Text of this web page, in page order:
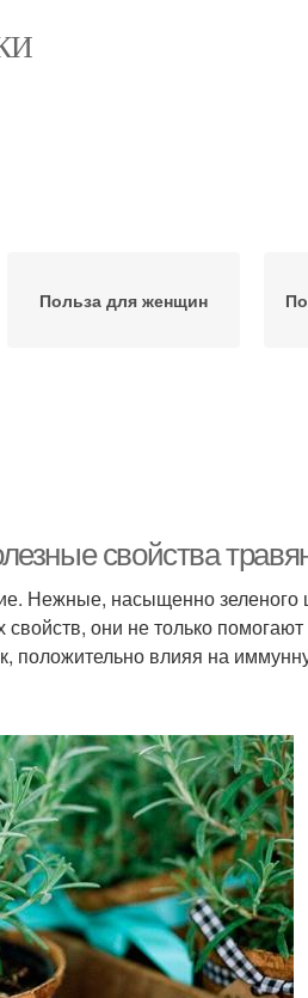
Польза для женщин
свойства
Нежные, насыщенно зеленого
они не только
положительно влияя на